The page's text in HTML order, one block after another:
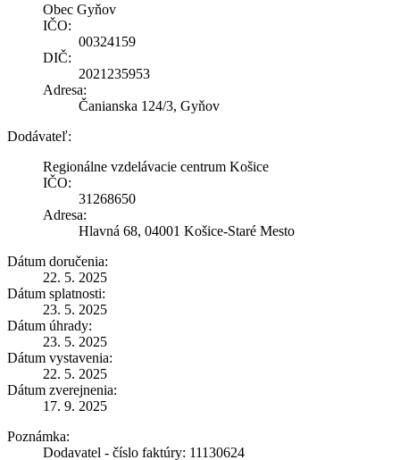
Obec Gyňov
IČO:
00324159
DIČ:
2021235953
Adresa:
Čanianska 124/3, Gyňov
Dodávateľ:
Regionálne vzdelávacie centrum Košice
IČO:
31268650
Adresa:
Hlavná 68, 04001 Košice-Staré Mesto
Dátum doručenia:
22. 5. 2025
Dátum splatnosti:
23. 5. 2025
Dátum úhrady:
23. 5. 2025
Dátum vystavenia:
22. 5. 2025
Dátum zverejnenia:
17. 9. 2025
Poznámka:
Dodavatel - číslo faktúry: 11130624